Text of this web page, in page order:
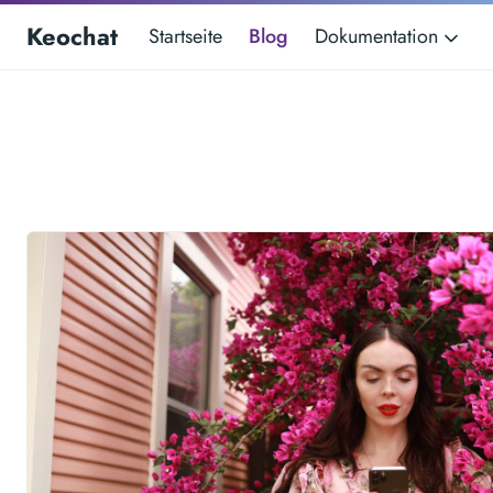
Keochat Startseite Blog Dokumentation